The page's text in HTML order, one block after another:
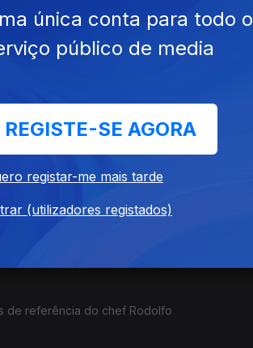
restaurante com muita história e
difícil.
Velho Eurico, em Lisboa, e
de referência do chef Rodolfo
única conta para todo o
público de media
REGISTE-SE AGORA
registar-me mais tarde
(utilizadores registados)